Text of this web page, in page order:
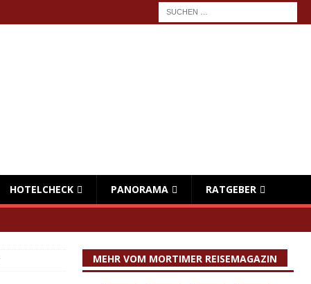
HOTELCHECK PANORAMA RATGEBER
MEHR VOM MORTIMER REISEMAGAZIN